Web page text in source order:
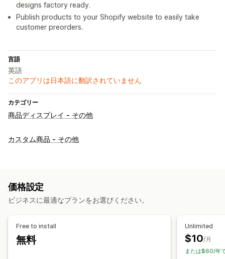
designs factory ready.
Publish products to your Shopify website to easily take
customer preorders.
言語
英語
このアプリは日本語に翻訳されていません
カテゴリー
商品ディスプレイ - その他
カスタム商品 - その他
価格設定
ビジネスに最適なプランをお選びください。
Free to install
無料
Unlimited
$10/月
または$60/年